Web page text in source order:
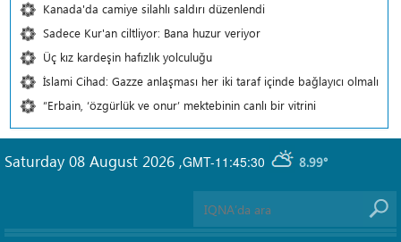
Kanada'da camiye silahlı saldırı düzenlendi
Sadece Kur'an ciltliyor: Bana huzur veriyor
Üç kız kardeşin hafızlık yolculuğu
İslami Cihad: Gazze anlaşması her iki taraf içinde bağlayıcı olmalı
“Erbain, ‘özgürlük ve onur’ mektebinin canlı bir vitrini
GMT-11:45:30 8.99°
Saturday 08 August 2026 ,